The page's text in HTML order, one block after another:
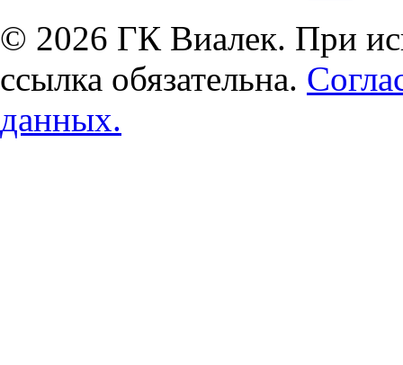
© 2026 ГК Виалек. При
ссылка обязательна.
данных.